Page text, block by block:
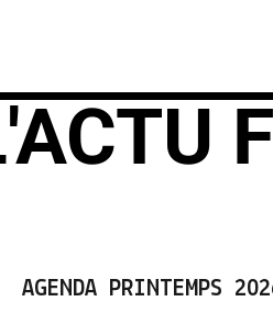
AGENDA PRINTEMPS